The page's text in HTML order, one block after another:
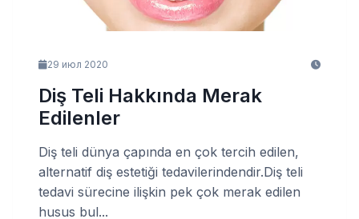
29 июл 2020
Diş Teli Hakkında Merak
Edilenler
Diş teli dünya çapında en çok tercih edilen,
alternatif diş estetiği tedavilerindendir.Diş teli
tedavi sürecine ilişkin pek çok merak edilen
husus bul...